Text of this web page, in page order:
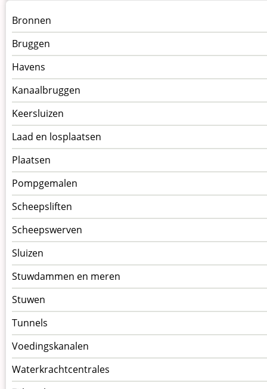
Menu
kunstwerken
op
kunstwerkpagina
Bronnen
Bruggen
Havens
Kanaalbruggen
Keersluizen
Laad en losplaatsen
Plaatsen
Pompgemalen
Scheepsliften
Scheepswerven
Sluizen
Stuwdammen en meren
Stuwen
Tunnels
Voedingskanalen
Waterkrachtcentrales